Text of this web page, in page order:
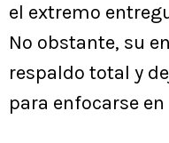
el extremo
No obstante, su
respaldo total y
para enfocarse